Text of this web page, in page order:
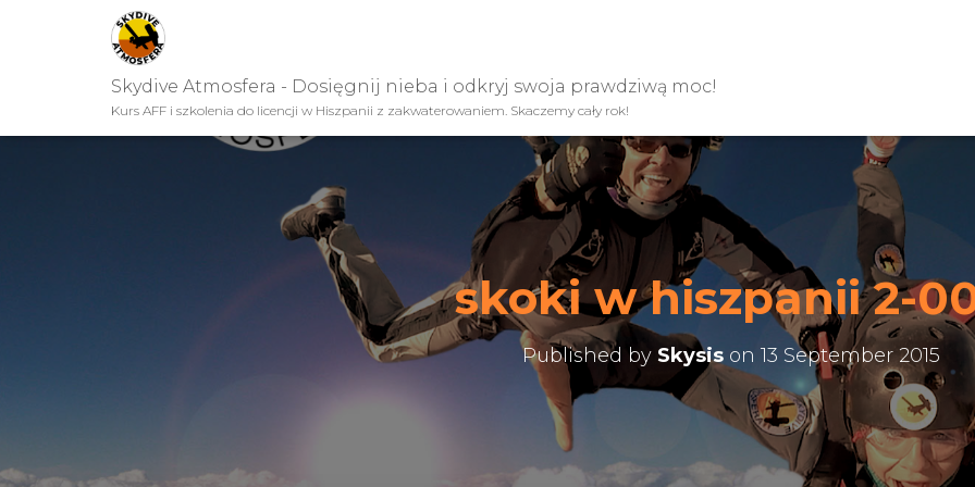
Skydive Atmosfera - Dosięgnij nieba i odkryj swoja prawdziwą moc!
Kurs AFF i szkolenia do licencji w Hiszpanii z zakwaterowaniem. Skaczemy cały rok!
skoki w hiszpanii 2-
Published by Skysis on 13 September 2015